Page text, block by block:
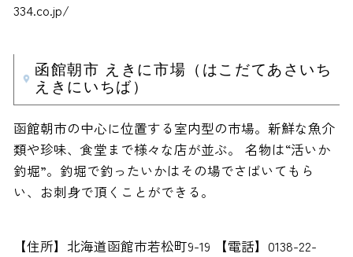
334.co.jp/
函館朝市 えきに市場（はこだてあさいち
えきにいちば）
函館朝市の中心に位置する室内型の市場。新鮮な魚介
類や珍味、食堂まで様々な店が並ぶ。 名物は“活いか
釣堀”。釣堀で釣ったいかはその場でさばいてもら
い、お刺身で頂くことができる。
【住所】北海道函館市若松町9-19 【電話】0138-22-